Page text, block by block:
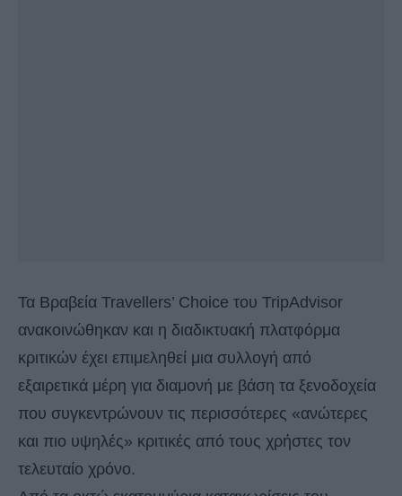
Τα Βραβεία Travellers’ Choice του TripAdvisor
ανακοινώθηκαν και η διαδικτυακή πλατφόρμα
κριτικών έχει επιμεληθεί μια συλλογή από
εξαιρετικά μέρη για διαμονή με βάση τα ξενοδοχεία
που συγκεντρώνουν τις περισσότερες «ανώτερες
και πιο υψηλές» κριτικές από τους χρήστες τον
τελευταίο χρόνο.